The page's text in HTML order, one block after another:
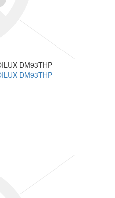
DM93THP
DM93THP